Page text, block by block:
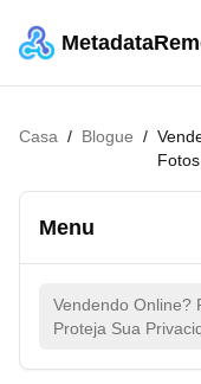
Casa / Blogue /
Menu
Vendendo Online?
Proteja Sua